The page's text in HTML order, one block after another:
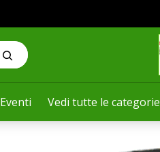
Eventi Vedi tutte le categorie